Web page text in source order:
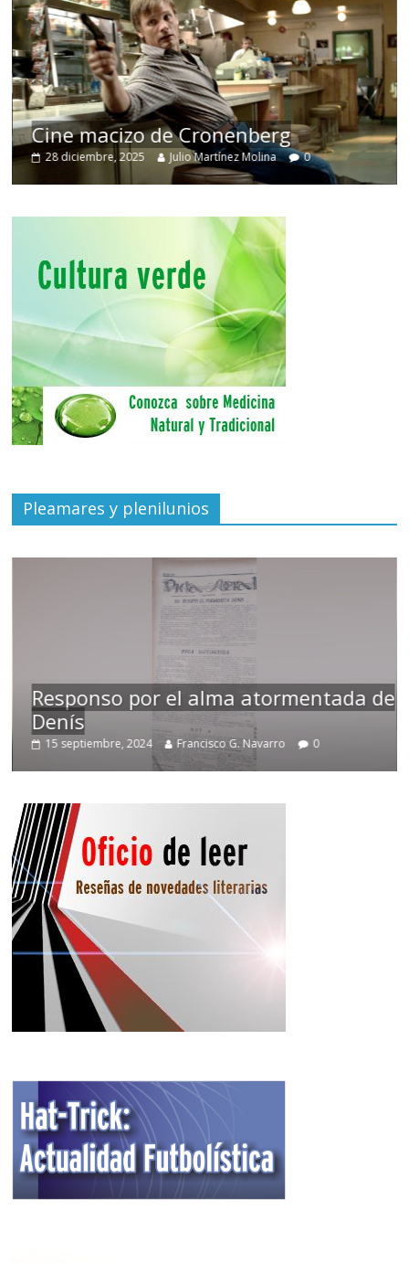
Cine macizo de Cronenberg
28 diciembre, 2025 Julio Martínez Molina 0
Pleamares y plenilunios
Responso por el alma atormentada de
Denís
15 septiembre, 2024 Francisco G. Navarro 0